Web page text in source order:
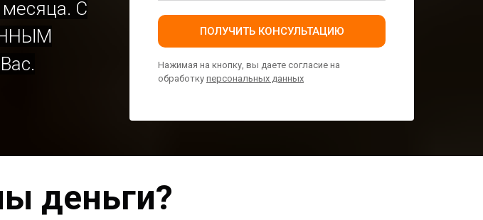
С
ПОЛУЧИТЬ КОНСУЛЬТАЦИЮ
Нажимая на кнопку, вы даете согласие на
обработку персональных данных
деньги?